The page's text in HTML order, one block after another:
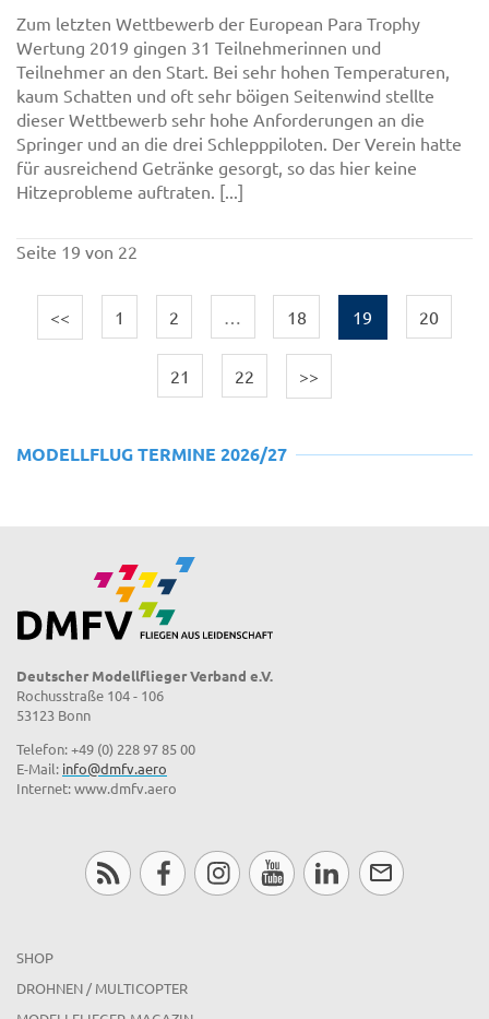
Zum letzten Wettbewerb der European Para Trophy
Wertung 2019 gingen 31 Teilnehmerinnen und
Teilnehmer an den Start. Bei sehr hohen Temperaturen,
kaum Schatten und oft sehr böigen Seitenwind stellte
dieser Wettbewerb sehr hohe Anforderungen an die
Springer und an die drei Schlepppiloten. Der Verein hatte
für ausreichend Getränke gesorgt, so das hier keine
Hitzeprobleme auftraten. [...]
Seite 19 von 22
<< 1 2 … 18 19 20
21 22 >>
MODELLFLUG TERMINE 2026/27
Deutscher Modellflieger Verband e.V.
Rochusstraße 104 - 106
53123 Bonn
Telefon: +49 (0) 228 97 85 00
E-Mail: info@dmfv.aero
Internet: www.dmfv.aero
SHOP
DROHNEN / MULTICOPTER